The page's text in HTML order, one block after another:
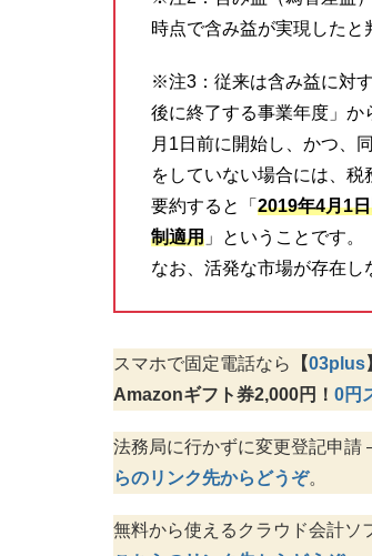
時点で含み益が実現したと
※注3：従来は含み益に対
後に終了する事業年度」
月1日前に開始し、かつ、
をしていない場合には、税
要約すると「 2019年4月1
制適用 」ということです。
なお、活発な市場が存在し
スマホで固定電話なら 【03plus
Amazonギフト券2,000円！ 0円
法務局に行かずに変更登記申
らのリンク先からどうぞ。
無料から使えるクラウド会計ソ